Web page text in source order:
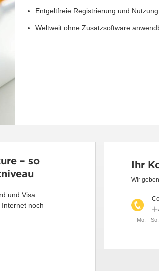
Entgeltfreie Registrierung und Nutzung
Weltweit ohne Zusatzsoftware
– so
und Visa
noch
Ihr
Wir
Mo. -